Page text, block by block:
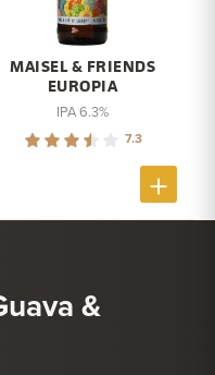
MAISEL & FRIENDS
EUROPIA
IPA 6.3%
7.3
&